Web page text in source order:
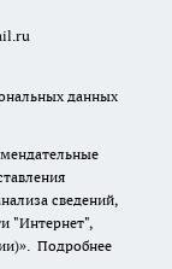
данных
сведений,
"Интернет",
Подробнее